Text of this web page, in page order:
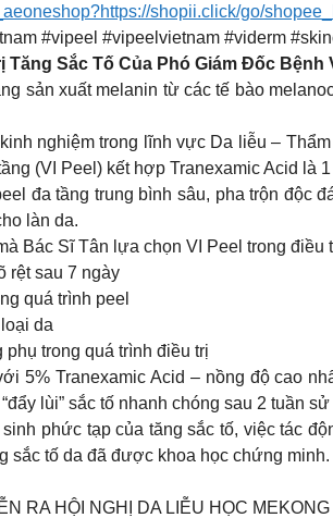
shopii.click/go/
#vipeel #vipeelvietnam #viderm
Tăng Sắc Tố Của Phó Giám Đốc Bệnh
sản xuất melanin từ các tế bào
nghiệm trong lĩnh vực Da liễu –
(VI Peel) kết hợp Tranexamic Acid là
đa tầng trung bình sâu, pha trộn độc
làn da.
Bác Sĩ Tân lựa chọn VI Peel trong điều
rệt sau 7 ngày
quá trình peel
da
phụ trong quá trình điều trị
5% Tranexamic Acid – nồng độ cao
lùi” sắc tố nhanh chóng sau 2 tuần
phức tạp của tăng sắc tố, việc tác
sắc tố da đã được khoa học chứng minh.
RA HỘI NGHỊ DA LIỄU HỌC MEKONG